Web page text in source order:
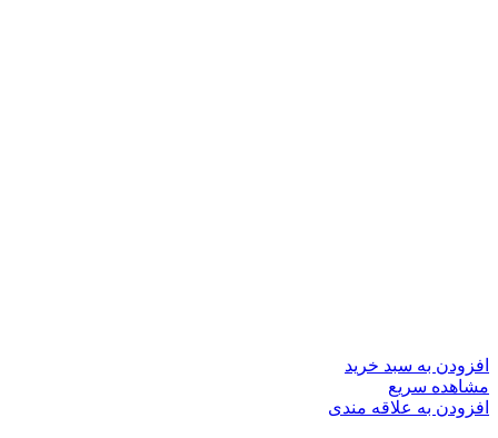
افزودن به سبد خرید
مشاهده سریع
افزودن به علاقه مندی